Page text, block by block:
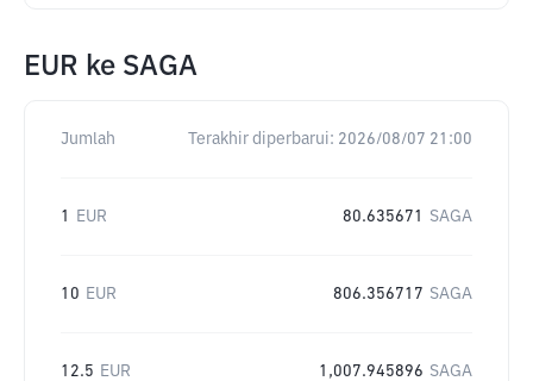
EUR ke SAGA
Jumlah Terakhir diperbarui: 2026/08/07 21:00
1 EUR 80.635671 SAGA
10 EUR 806.356717 SAGA
12.5 EUR 1,007.945896 SAGA